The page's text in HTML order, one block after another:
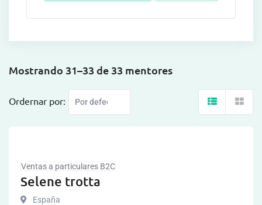
Mostrando 31–33 de 33 mentores
Ordernar por:
Ventas a particulares B2C
Selene trotta
España